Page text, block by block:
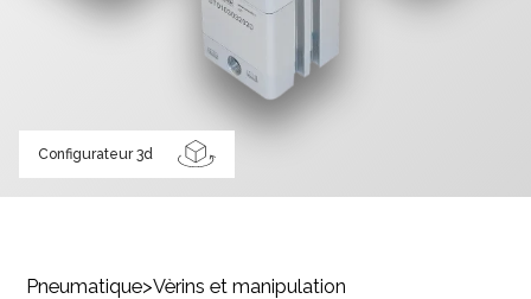
Configurateur 3d
Pneumatique>Vèrins et manipulation